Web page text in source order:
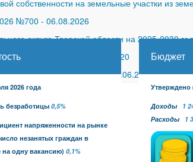
собственности на земельные участки из
№700 - 06.08.2026
округа Тверской области на 2025-2030
(с изменениями)
30.11.2020
от 26.06.2026 №27-30.06.2026
2026 года
безработицы 0,5%
напряженности на рынке
незанятых граждан в
на одну вакансию) 0,1%
Бюджет
Утверждено
Доходы 1
Расходы 1